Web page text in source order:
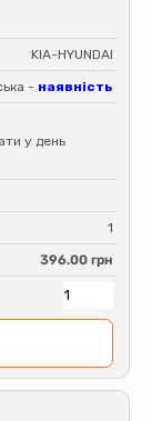
KIA-HYUNDAI
- наявність
у день
1
396.00 грн